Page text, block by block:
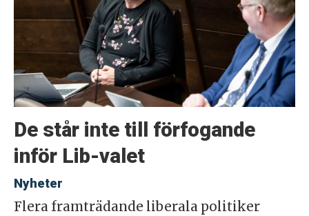
De står inte till förfogande
inför Lib-valet
Nyheter
Flera framträdande liberala politiker